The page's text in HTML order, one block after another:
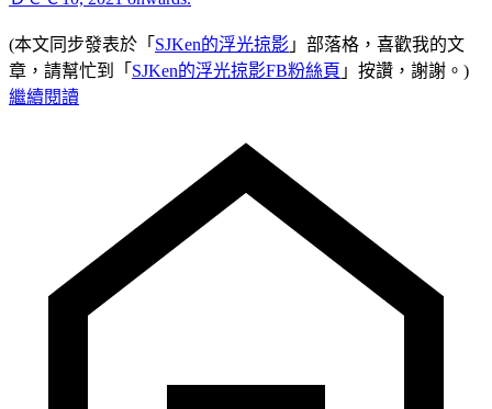
(本文同步發表於「 SJKen的浮光掠影 」部落格，喜歡我的文
章，請幫忙到「 SJKen的浮光掠影FB粉絲頁 」按讚，謝謝。)
繼續閱讀